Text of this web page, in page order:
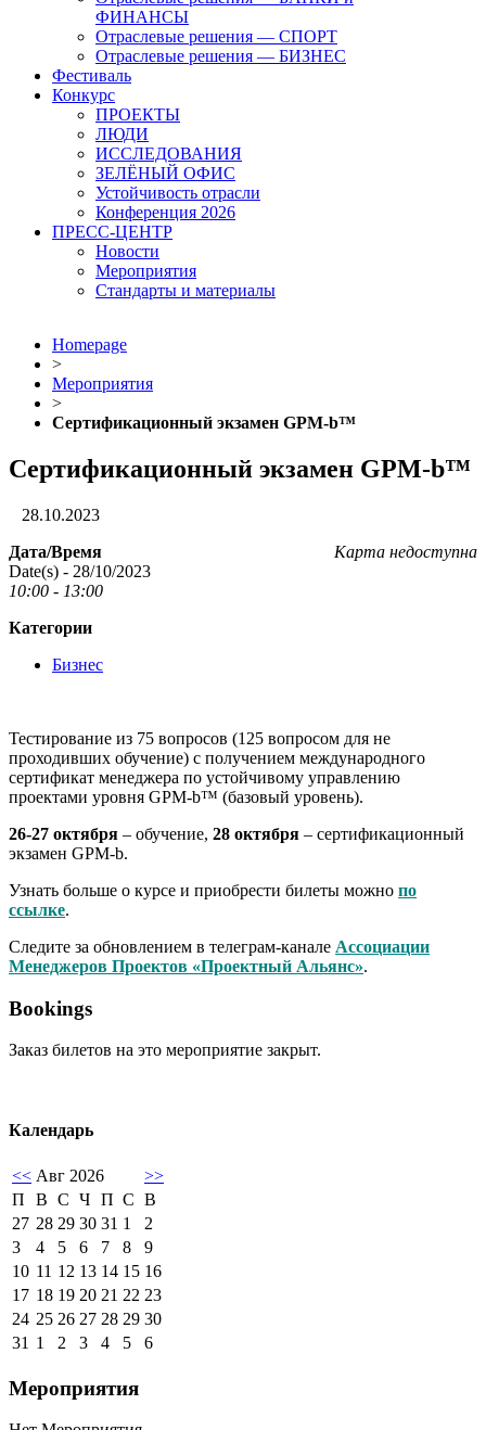
ФИНАНСЫ
Отраслевые решения — СПОРТ
Отраслевые решения — БИЗНЕС
Фестиваль
Конкурс
ПРОЕКТЫ
ЛЮДИ
ИССЛЕДОВАНИЯ
ЗЕЛЁНЫЙ ОФИС
Устойчивость отрасли
Конференция 2026
ПРЕСС-ЦЕНТР
Новости
Мероприятия
Стандарты и материалы
Homepage
>
Мероприятия
>
Cертификационный экзамен GPM-b™
Cертификационный экзамен GPM-b™
28.10.2023
Карта недоступна
Дата/Время
Date(s) - 28/10/2023
10:00 - 13:00
Категории
Бизнес
Тестирование из 75 вопросов (125 вопросом для не
проходивших обучение) с получением международного
сертификат менеджера по устойчивому управлению
проектами уровня GPM-b™ (базовый уровень).
26-27 октября – обучение, 28 октября – сертификационный
экзамен GPM-b.
Узнать больше о курсе и приобрести билеты можно по
ссылке.
Следите за обновлением в телеграм-канале Ассоциации
Менеджеров Проектов «Проектный Альянс».
Bookings
Заказ билетов на это мероприятие закрыт.
Календарь
<< Авг 2026
>>
П
В С Ч П С В
27 28 29 30 31 1
2
3
4 5 6 7 8
9
10 11 12 13 14 15 16
17 18 19 20 21 22 23
24 25 26 27 28 29 30
31 1 2 3 4 5 6
Мероприятия